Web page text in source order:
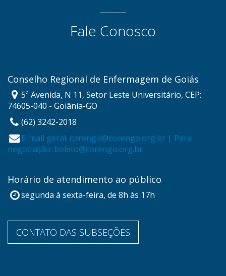
Fale Conosco
Conselho Regional de Enfermagem de Goiás
5ª Avenida, N 11, Setor Leste Universitário, CEP:
74605-040 - Goiânia-GO
(62) 3242-2018
E-mail geral: corengo@corengo.org.br | Para
negociação: boleto@corengo.org.br
Horário de atendimento ao público
segunda à sexta-feira, de 8h às 17h
CONTATO DAS SUBSEÇÕES